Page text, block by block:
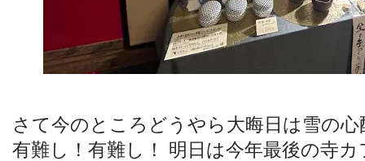
さて今のところどうやら大晦日は雪の
有難し！有難し！ 明日は今年最後の寺